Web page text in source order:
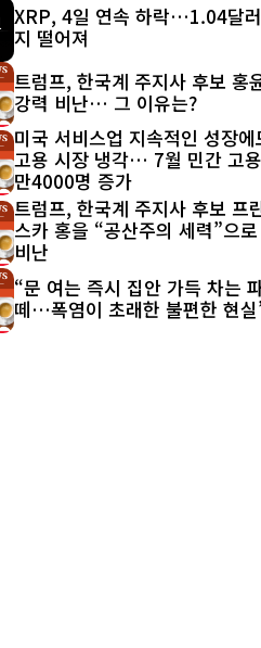
XRP, 4일 연속 하락…1.04달
지 떨어져
트럼프, 한국계 주지사 후보 홍
강력 비난… 그 이유는?
미국 서비스업 지속적인 성장에
고용 시장 냉각… 7월 민간 고
만4000명 증가
트럼프, 한국계 주지사 후보 프
스카 홍을 “공산주의 세력”으
비난
“문 여는 즉시 집안 가득 차는
떼…폭염이 초래한 불편한 현실